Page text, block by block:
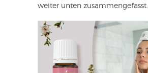
weiter unten zusammengefasst.